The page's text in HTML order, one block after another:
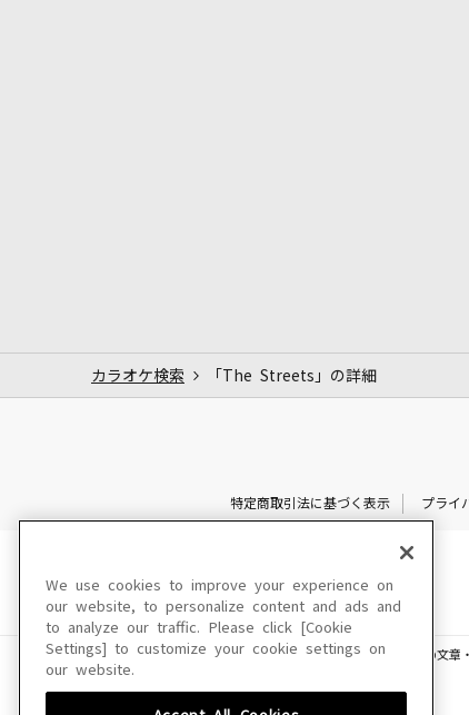
カラオケ検索 「The Streets」の詳細
特定商取引法に基づく表示
プライ
このサイトに掲載されている一切の文
We use cookies to improve your experience on
our website, to personalize content and ads and
to analyze our traffic. Please click [Cookie
Settings] to customize your cookie settings on
our website.